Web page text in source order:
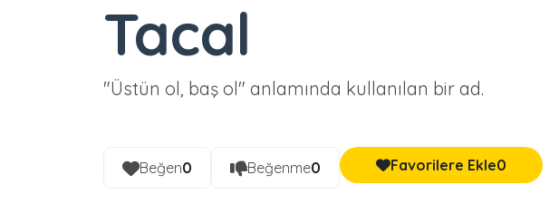
Tacal
"Üstün ol, baş ol" anlamında kullanılan bir ad.
Beğen0 Beğenme0 Favorilere Ekle0